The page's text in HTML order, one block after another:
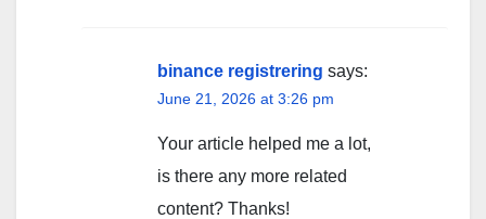
binance registrering says:
June 21, 2026 at 3:26 pm
Your article helped me a lot,
is there any more related
content? Thanks!